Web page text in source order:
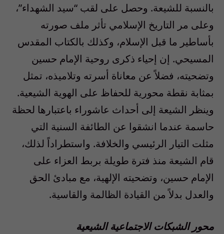
بالنسبة للشيعة. وحصل على لقب “سيد الشهداء”،
وعلى مر التاريخ الإسلامي تأثر ملف صورته
بأساطير ما قبل الإسلام، وكذلك بالكتاب المقدس
المسيحي. إن إحياء ذكرى روحية الإمام حسين
وتضحيته، فضلاً عن معاناة أسرته وتلاميذه، تمثل
بمثابة نقطة محورية للحفاظ على الهوية الشيعية.
وينظر الشيعة إلى أحداث عاشوراء باعتبارها لحظة
حاسمة عندما انشقوا عن الطائفة السنية التي
مثلت التيار الرئيسي والخلافة. واستطراداً لذلك،
قام الشيعة منذ فترة طويلة بربط العزاء على
الإمام حسين، وتضحيته الإلهية، مع مبادئ الحق
والعدل بدلاً من القيادة الظالمة والقاسية.
محور الشبكات الاجتماعية الشيعية